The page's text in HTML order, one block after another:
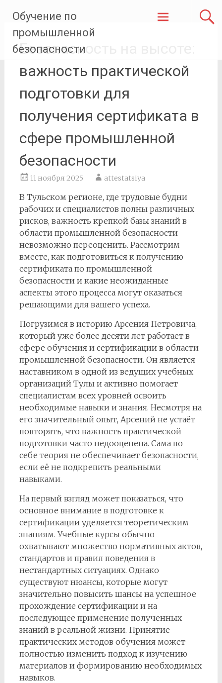
содержимому
Обучение по
промышленной
безопасности
Безопасность на высоте:
важность практической
подготовки для
получения сертификата в
сфере промышленной
безопасности
11 ноября 2025 attestatsiya
В Тульском регионе, где трудовые будни
рабочих и специалистов полны различных
рисков, важность крепкой базы знаний в
области промышленной безопасности
невозможно переоценить. Рассмотрим
вместе, как подготовиться к получению
сертификата по промышленной
безопасности и какие неожиданные
аспекты этого процесса могут оказаться
решающими для вашего успеха.
Погрузимся в историю Арсения Петровича,
который уже более десяти лет работает в
сфере обучения и сертификации в области
промышленной безопасности. Он является
наставником в одной из ведущих учебных
организаций Тулы и активно помогает
специалистам всех уровней освоить
необходимые навыки и знания. Несмотря на
его значительный опыт, Арсений не устаёт
повторять, что важность практической
подготовки часто недооценена. Сама по
себе теория не обеспечивает безопасности,
если её не подкрепить реальными
навыками.
На первый взгляд может показаться, что
основное внимание в подготовке к
сертификации уделяется теоретическим
знаниям. Учебные курсы обычно
охватывают множество нормативных актов,
стандартов и правил поведения в
нестандартных ситуациях. Однако
существуют нюансы, которые могут
значительно повысить шансы на успешное
прохождение сертификации и на
последующее применение полученных
знаний в реальной жизни. Принятие
практических методов обучения может
полностью изменить подход к изучению
материалов и формированию необходимых
навыков.